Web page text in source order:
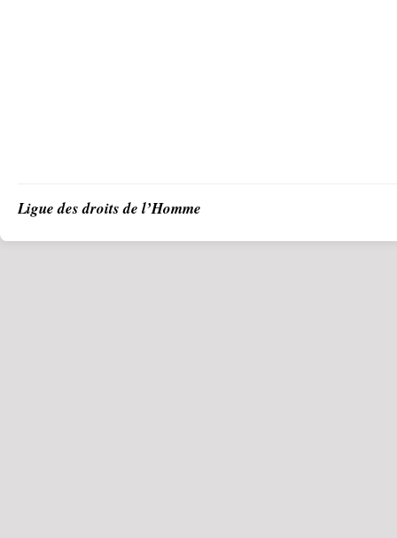
Ligue des droits de l’Homme